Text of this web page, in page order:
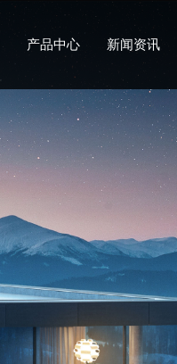
产品中心 新闻资讯